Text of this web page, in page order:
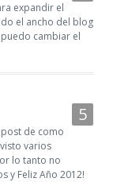
expandir el
el ancho del blog
cambiar el
post de como
varios
lo tanto no
y Feliz Año 2012!